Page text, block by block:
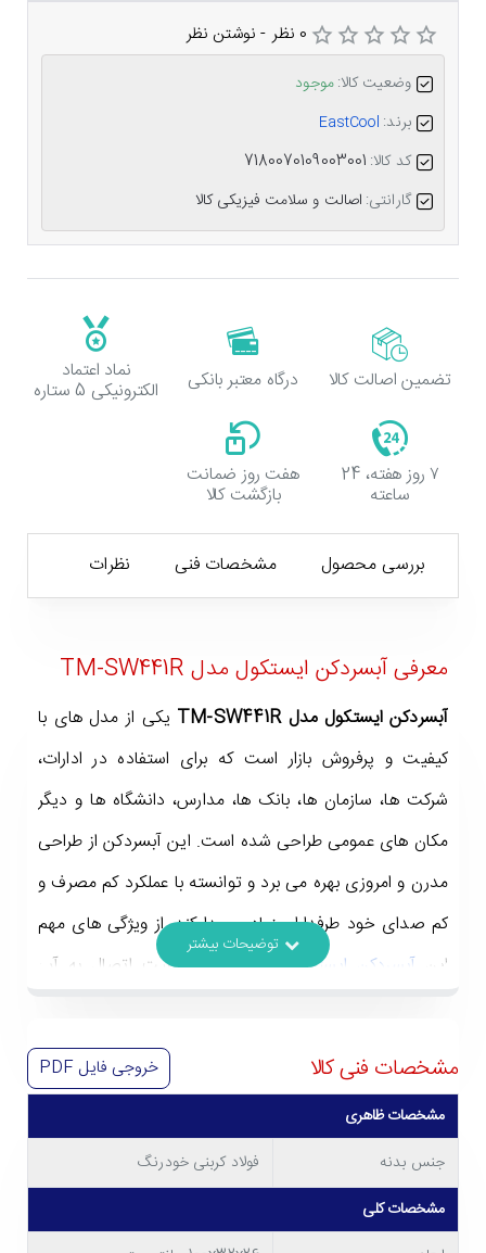
وضعیت کالا:موجود
برند: EastCool
کد کالا: 7180070109003001
گارانتی: اصالت و سلامت فیزیکی کالا
0 نظر - نوشتن نظر
تضمین اصالت کالا
۷ روز هفته، 24
ساعته
درگاه معتبر بانکی
هفت روز ضمانت
بازگشت کالا
نماد اعتماد
الکترونیکی 5 ستاره
بررسی محصول مشخصات فنی نظرات
معرفی آبسردکن ایستکول مدل TM-SW441R
آبسردکن ایستکول مدل TM-SW441R
یکی از مدل های با
کیفیت و پرفروش بازار است که برای استفاده در ادارات،
شرکت ها، سازمان ها، بانک ها، مدارس، دانشگاه ها و دیگر
مکان های عمومی طراحی شده است. این آبسردکن از طراحی
مدرن و امروزی بهره می برد و توانسته با عملکرد کم مصرف و
کم صدای خود طرفداران زیادی پیدا کند. از ویژگی های مهم
این آبسردکن ایستکولمی توان به قابلیت اتصال به آب
آبسردکن/ گرم کن ایستکول مدل TM-
SW441Rتا انتهای این مطلب با ما همراه باشید.
مشخصات فنی کالا خروجی فایل
مشخصات ظاهری
جنس بدنه
فولاد کربنی خودرنگ
مشخصات کلی